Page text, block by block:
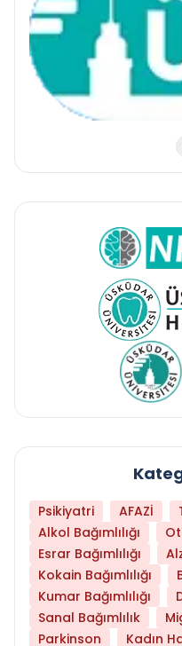
Psikiyatri AFAZİ
Alkol Bağımlılığı
Esrar Bağımlılığı
Kokain Bağımlılığı
Kumar Bağımlılığı
Sanal Bağımlılık
Parkinson
Kadın